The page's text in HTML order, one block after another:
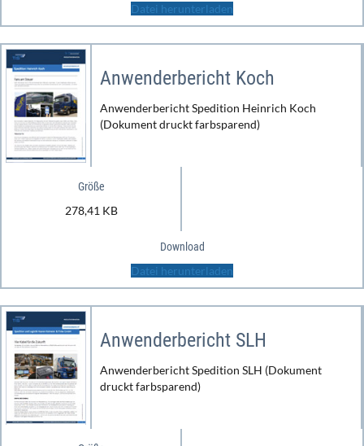
Datei herunterladen
Anwenderbericht Koch
Anwenderbericht Spedition Heinrich Koch
(Dokument druckt farbsparend)
Größe
278,41 KB
Download
Datei herunterladen
Anwenderbericht SLH
Anwenderbericht Spedition SLH (Dokument
druckt farbsparend)